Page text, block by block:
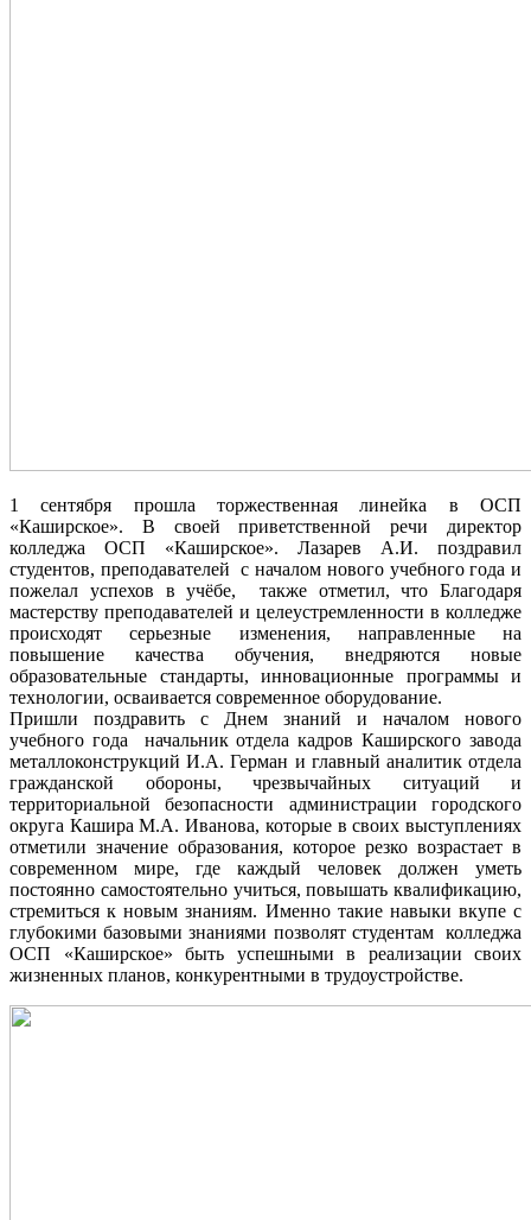
1 сентября прошла торжественная линейка в ОСП
«Каширское». В своей приветственной речи директор
колледжа ОСП «Каширское». Лазарев А.И. поздравил
студентов, преподавателей с началом нового учебного года и
пожелал успехов в учёбе, также отметил, что Благодаря
мастерству преподавателей и целеустремленности в колледже
происходят серьезные изменения, направленные на
повышение качества обучения, внедряются новые
образовательные стандарты, инновационные программы и
технологии, осваивается современное оборудование.
Пришли поздравить с Днем знаний и началом нового
учебного года начальник отдела кадров Каширского завода
металлоконструкций И.А. Герман и главный аналитик отдела
гражданской обороны, чрезвычайных ситуаций и
территориальной безопасности администрации городского
округа Кашира М.А. Иванова, которые в своих выступлениях
отметили значение образования, которое резко возрастает в
современном мире, где каждый человек должен уметь
постоянно самостоятельно учиться, повышать квалификацию,
стремиться к новым знаниям. Именно такие навыки вкупе с
глубокими базовыми знаниями позволят студентам колледжа
ОСП «Каширское» быть успешными в реализации своих
жизненных планов, конкурентными в трудоустройстве.